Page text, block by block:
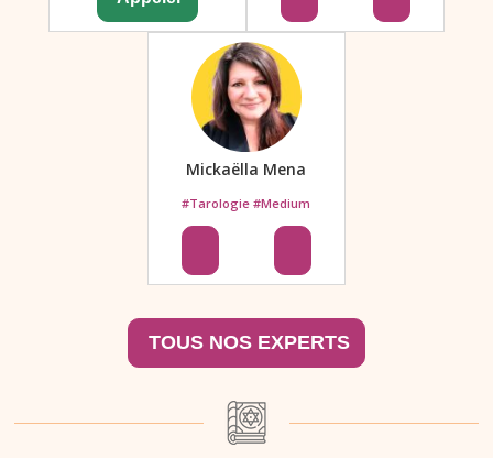
Mickaëlla Mena
#Tarologie #Medium